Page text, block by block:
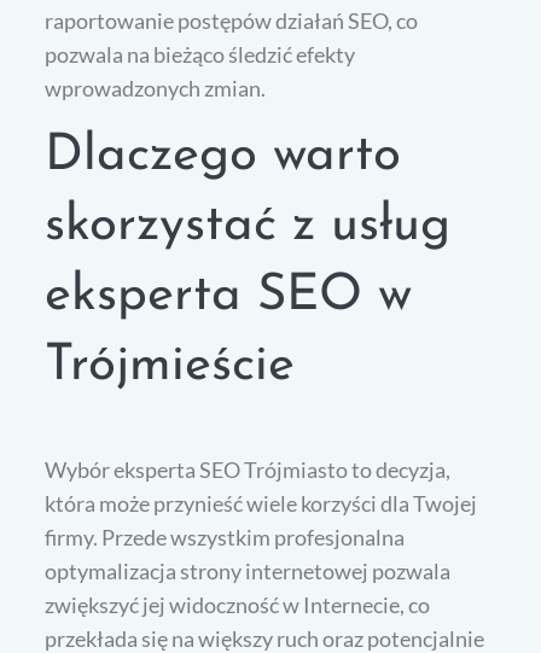
raportowanie postępów działań SEO, co
pozwala na bieżąco śledzić efekty
wprowadzonych zmian.
Dlaczego warto
skorzystać z usług
eksperta SEO w
Trójmieście
Wybór eksperta SEO Trójmiasto to decyzja,
która może przynieść wiele korzyści dla Twojej
firmy. Przede wszystkim profesjonalna
optymalizacja strony internetowej pozwala
zwiększyć jej widoczność w Internecie, co
przekłada się na większy ruch oraz potencjalnie